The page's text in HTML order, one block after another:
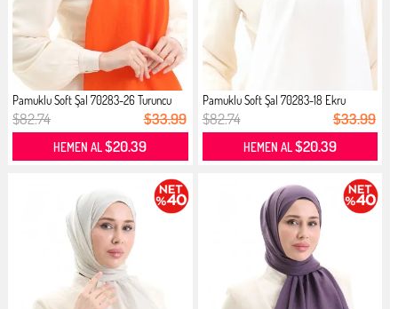
Pamuklu Soft Şal 70283-26 Turuncu
$82.74 $33.99
HEMEN AL$20.39
Pamuklu Soft Şal 70283-18 Ekru
$82.74 $33.99
HEMEN AL$20.39